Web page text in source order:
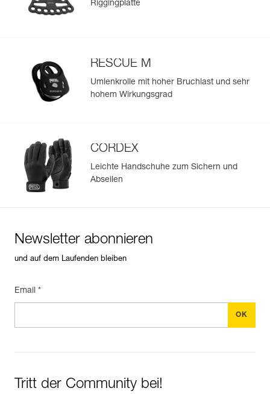
Bereichen für einen besseren Kompromiss zwischen
Riggingplatte
RESCUE M
Umlenkrolle mit hoher Bruchlast und sehr
hohem Wirkungsgrad
CORDEX
Leichte Handschuhe zum Sichern und
Abseilen
Newsletter abonnieren
und auf dem Laufenden bleiben
Email *
Tritt der Community bei!